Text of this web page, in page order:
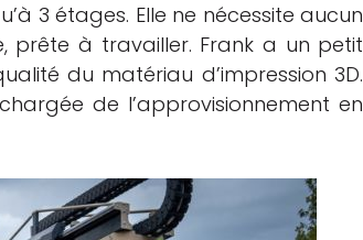
3 étages. Elle ne nécessite aucun
prête à travailler. Frank a un petit
du matériau d’impression 3D.
de l’approvisionnement en